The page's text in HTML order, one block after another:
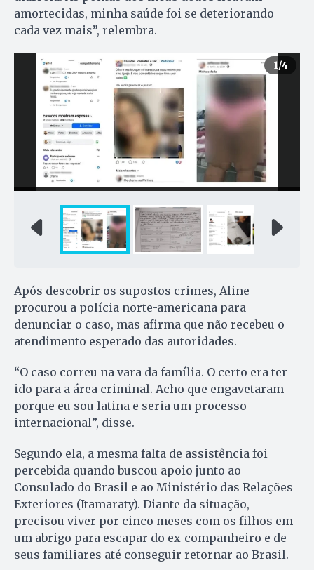
amortecidas, minha saúde foi se deteriorando
cada vez mais”, relembra.
1/4
Após descobrir os supostos crimes, Aline
procurou a polícia norte-americana para
denunciar o caso, mas afirma que não recebeu o
atendimento esperado das autoridades.
“O caso correu na vara da família. O certo era ter
ido para a área criminal. Acho que engavetaram
porque eu sou latina e seria um processo
internacional”, disse.
Segundo ela, a mesma falta de assistência foi
percebida quando buscou apoio junto ao
Consulado do Brasil e ao Ministério das Relações
Exteriores (Itamaraty). Diante da situação,
precisou viver por cinco meses com os filhos em
um abrigo para escapar do ex-companheiro e de
seus familiares até conseguir retornar ao Brasil.